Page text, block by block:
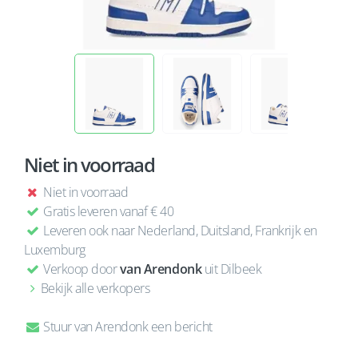
Niet in voorraad
Niet in voorraad
Gratis leveren vanaf € 40
Leveren ook naar Nederland, Duitsland, Frankrijk en
Luxemburg
Verkoop doorvan Arendonkuit Dilbeek
Bekijk alle verkopers
Stuur van Arendonk een bericht